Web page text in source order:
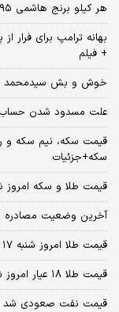
هر کیلو برنج هاشمی ۵۹۵ هزار تومان شد/ قیمت جدید برنج در بازار
بهانه ترامپ برای
+ فیلم
خوش و بش سیدمحمد
علت مسدود شدن
سکه+جزئیات
قیمت طلا و سکه امروز شنبه ۱۷ مرداد ۱۴۰۵/افزایش قیمت
آخرین وضعیت مصادره
قیمت طلا امروز شنبه ۱۷ مرداد ۱۴۰۵/افزایش قیمت طلا
قیمت طلا ۱۸ عیار امروز شنبه ۱۷ مرداد ۱۴۰۵/افزایش قیمت طلا
قیمت نفت صعودی شد